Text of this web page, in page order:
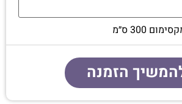
הזמנה